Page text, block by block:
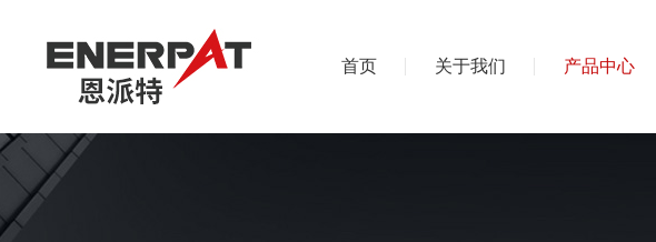
首页 关于我们 产品中心